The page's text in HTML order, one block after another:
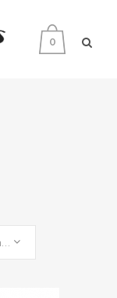
0
Nach Preis sortiert: hoch nach niedrig